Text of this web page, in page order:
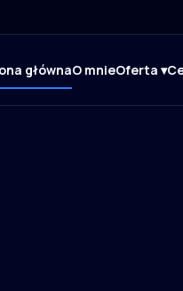
głównaO mnieOferta ▾